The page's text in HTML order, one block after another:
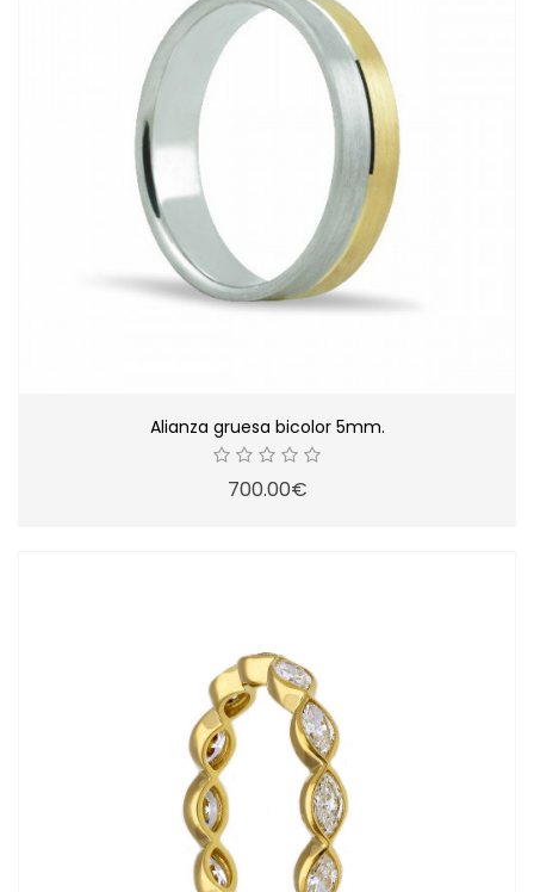
Alianza gruesa bicolor 5mm.
700.00€